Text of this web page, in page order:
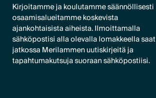
Kirjoitamme ja koulutamme säännöllisesti
osaamisalueitamme koskevista
ajankohtaisista aiheista. Ilmoittamalla
sähköpostisi alla olevalla lomakkeella saat
jatkossa Merilammen uutiskirjeitä ja
tapahtumakutsuja suoraan sähköpostiisi.